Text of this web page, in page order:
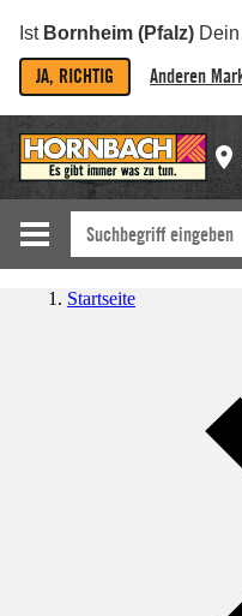
Ist Bornheim (Pfalz)
JA, RICHTIG Anderen
Startseite